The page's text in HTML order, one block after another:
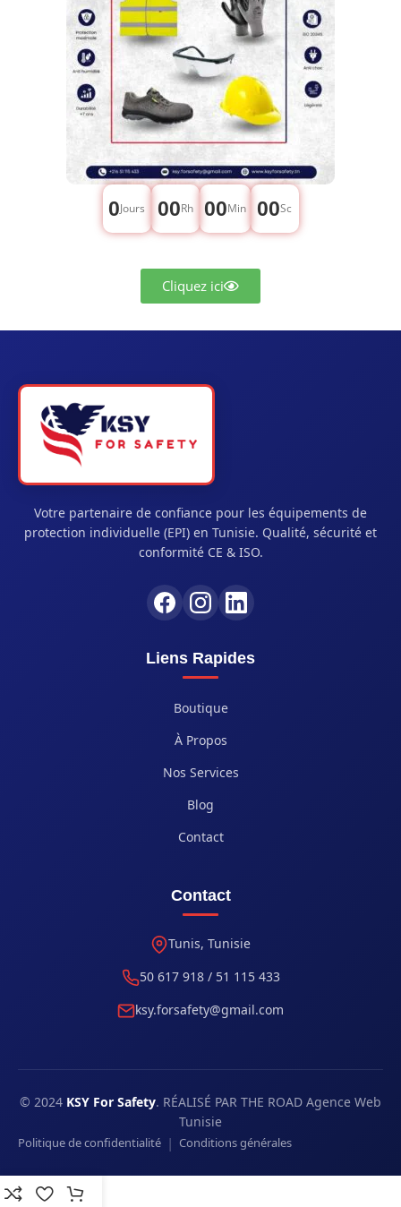
0Jours 00Rh 00Min 00Sc
Cliquez ici
Votre partenaire de confiance pour les équipements de
protection individuelle (EPI) en Tunisie. Qualité, sécurité et
conformité CE & ISO.
Liens Rapides
Boutique
À Propos
Nos Services
Blog
Contact
Contact
Tunis, Tunisie
50 617 918 / 51 115 433
ksy.forsafety@gmail.com
© 2024 KSY For Safety. RÉALISÉ PAR THE ROAD Agence Web
Tunisie
Politique de confidentialité | Conditions générales